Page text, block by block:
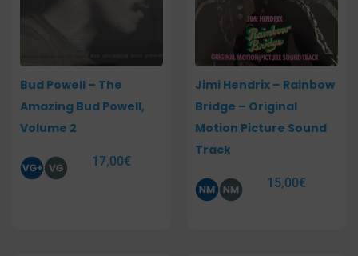
Bud Powell – The
Amazing Bud Powell,
Volume 2
17,00€
Jimi Hendrix – Rainbow
Bridge – Original
Motion Picture Sound
Track
15,00€